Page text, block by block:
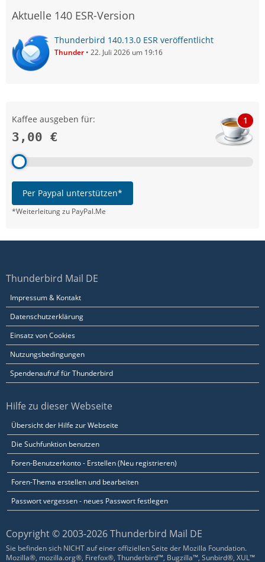
Aktuelle 140 ESR-Version
Thunderbird 140.13.0 ESR veröffentlicht
Thunder 22. Juli 2026 um 19:16
Kaffee ausgeben für:
3,00 €
1
Per Paypal unterstützen*
*Weiterleitung zu PayPal.Me
Thunderbird Mail DE
Impressum & Kontakt
Datenschutzerklärung
Einsatz von Cookies
Nutzungsbedingungen
Spendenaufruf für Thunderbird
Hilfe zu dieser Webseite
Übersicht der Hilfe zur Webseite
Die Suchfunktion benutzen
Foren-Benutzerkonto - Erstellen (Neu registrieren)
Foren-Thema erstellen und bearbeiten
Passwort vergessen - neues Passwort festlegen
Copyright © 2003-2026 Thunderbird Mail DE
Sie befinden sich NICHT auf einer offiziellen Seite der Mozilla Foundation.
Mozilla®, mozilla.org®, Firefox®, Thunderbird™, Bugzilla™, Sunbird®, XUL™